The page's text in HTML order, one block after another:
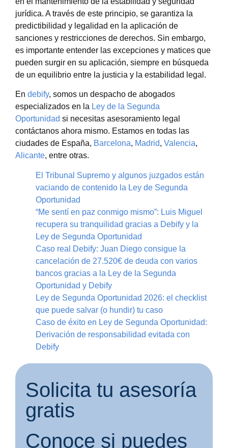
jurídica. A través de este principio, se garantiza la
predictibilidad y legalidad en la aplicación de
sanciones y restricciones de derechos. Sin embargo,
es importante entender las excepciones y matices que
pueden surgir en su aplicación, siempre en búsqueda
de un equilibrio entre la justicia y la estabilidad legal.
En debify, somos un despacho de abogados
especializados en la Ley de la Segunda
Oportunidad si necesitas asesoramiento legal
contáctanos ahora mismo. Estamos en todas las
ciudades de España, Barcelona, Madrid, Valencia,
Alicante, entre otras.
El Tribunal Supremo y algunos juzgados están
vaciando de contenido la Ley de Segunda
Oportunidad
“Me sentí en paz conmigo mismo”: Luis Miguel
recupera su tranquilidad gracias a Debify y la
Ley de Segunda Oportunidad
Caso real Debify: Juan Diego consigue la
cancelación de 27.520€ de deuda con varios
bancos gracias a la Ley de la Segunda
Oportunidad y Debify
Ley de Segunda Oportunidad 2026: el checklist
que puede salvar (o hundir) tu caso
Caso de éxito en Ley de Segunda Oportunidad:
Derivación de responsabilidad evitada con
Debify
Solicita tu asesoría
gratis
Conoce si puedes